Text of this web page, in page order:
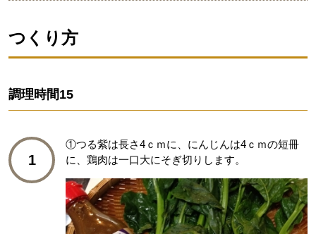
つくり方
調理時間15
1
①つる紫は長さ4ｃｍに、にんじんは4ｃｍの短冊
に、鶏肉は一口大にそぎ切りします。